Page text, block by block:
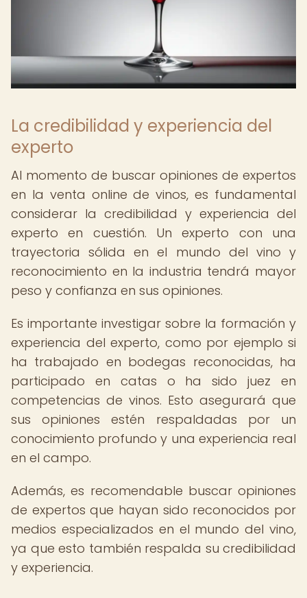
La credibilidad y experiencia del
experto
Al momento de buscar opiniones de expertos
en la venta online de vinos, es fundamental
considerar la credibilidad y experiencia del
experto en cuestión. Un experto con una
trayectoria sólida en el mundo del vino y
reconocimiento en la industria tendrá mayor
peso y confianza en sus opiniones.
Es importante investigar sobre la formación y
experiencia del experto, como por ejemplo si
ha trabajado en bodegas reconocidas, ha
participado en catas o ha sido juez en
competencias de vinos. Esto asegurará que
sus opiniones estén respaldadas por un
conocimiento profundo y una experiencia real
en el campo.
Además, es recomendable buscar opiniones
de expertos que hayan sido reconocidos por
medios especializados en el mundo del vino,
ya que esto también respalda su credibilidad
y experiencia.